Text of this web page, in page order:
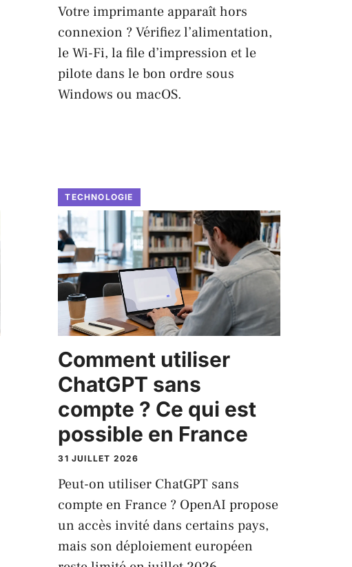
Votre imprimante apparaît hors
connexion ? Vérifiez l’alimentation,
le Wi-Fi, la file d’impression et le
pilote dans le bon ordre sous
Windows ou macOS.
TECHNOLOGIE
Comment utiliser
ChatGPT sans
compte ? Ce qui est
possible en France
31 JUILLET 2026
Peut-on utiliser ChatGPT sans
compte en France ? OpenAI propose
un accès invité dans certains pays,
mais son déploiement européen